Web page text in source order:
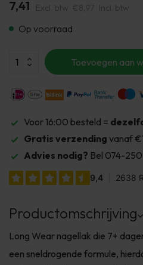
7,41 Excl. btw €8,97 Incl. btw
Op voorraad
Toevoegen aan
Voor 16:00 besteld =
Gratis verzending vanaf
Advies nodig? Bel 074-
Productomschrijving
Long Wear nagellak die 7+
een sneldrogende formule,